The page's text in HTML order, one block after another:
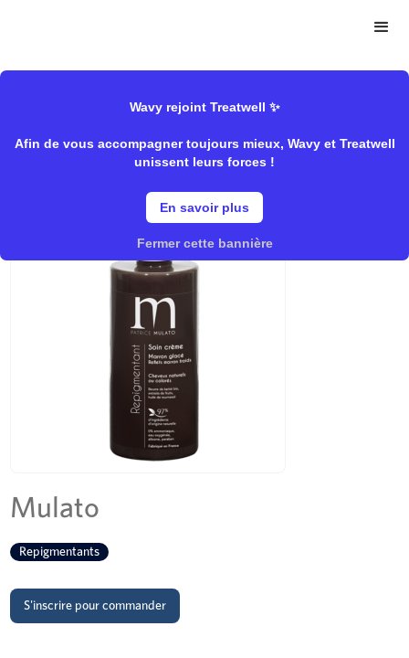
Wavy rejoint Treatwell ✨
Afin de vous accompagner toujours mieux, Wavy et Treatwell
unissent leurs forces !
En savoir plus
Fermer cette bannière
direct","Rentrée/Raviver sa couleur
Marron Glacé
Mulato
Repigmentants
S'inscrire pour commander